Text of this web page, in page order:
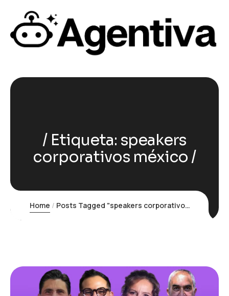
Etiqueta: speakers
corporativos méxico
Home Posts Tagged "speakers corporativos méxico"